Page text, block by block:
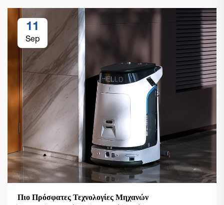
11
Sep
Πιο Πρόσφατες Τεχνολογίες Μηχανών